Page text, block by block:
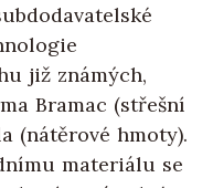
již známých,
Bramac (střešní
(nátěrové hmoty).
materiálu se